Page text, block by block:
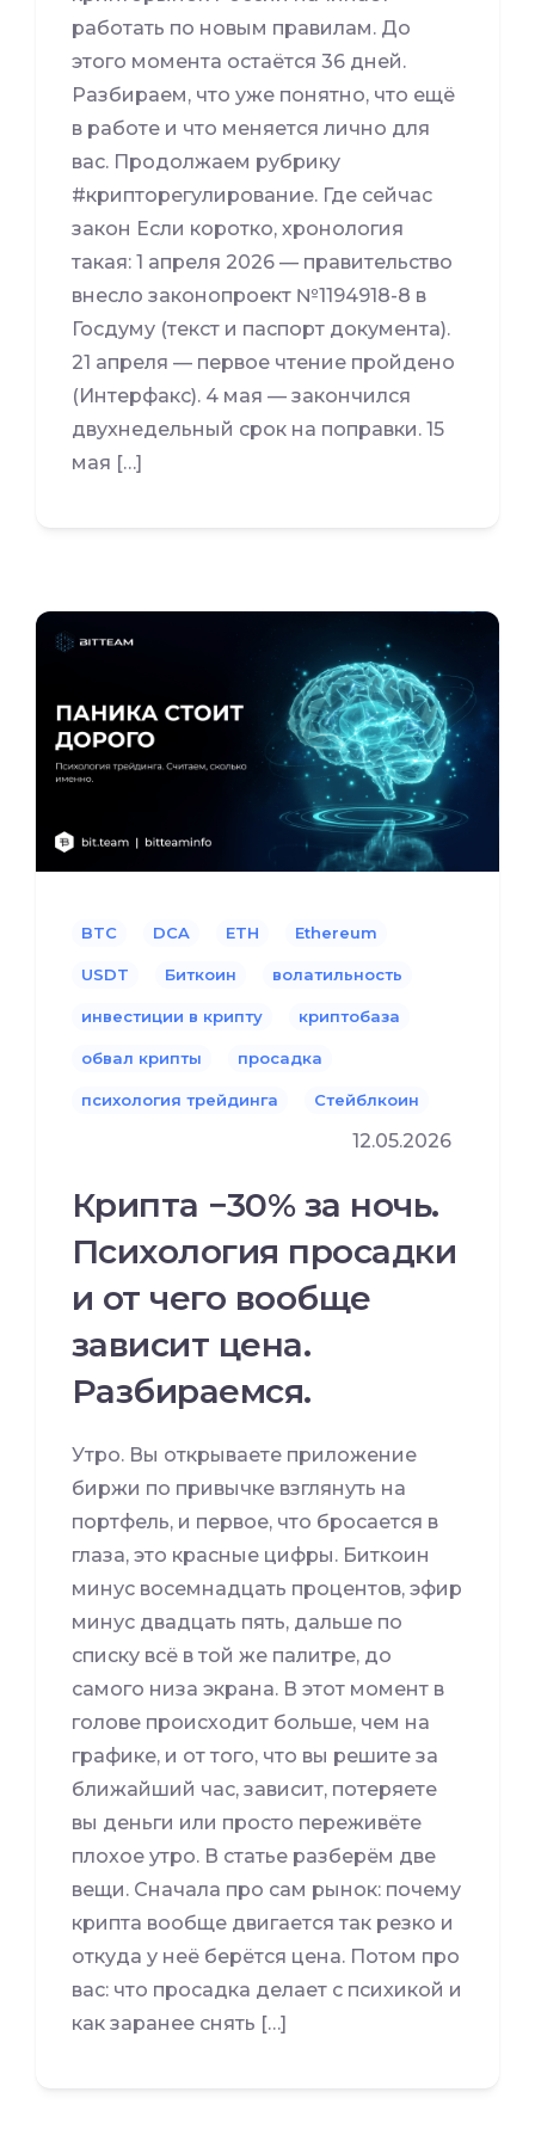
работать по новым правилам. До
этого момента остаётся 36 дней.
Разбираем, что уже понятно, что ещё
в работе и что меняется лично для
вас. Продолжаем рубрику
#крипторегулирование. Где сейчас
закон Если коротко, хронология
такая: 1 апреля 2026 — правительство
внесло законопроект №1194918-8 в
Госдуму (текст и паспорт документа).
21 апреля — первое чтение пройдено
(Интерфакс). 4 мая — закончился
двухнедельный срок на поправки. 15
мая […]
BTC DCA ETH Ethereum
USDT Биткоин волатильность
инвестиции в крипту криптобаза
обвал крипты просадка
психология трейдинга Стейблкоин
12.05.2026
Крипта −30% за ночь.
Психология просадки
и от чего вообще
зависит цена.
Разбираемся.
Утро. Вы открываете приложение
биржи по привычке взглянуть на
портфель, и первое, что бросается в
глаза, это красные цифры. Биткоин
минус восемнадцать процентов, эфир
минус двадцать пять, дальше по
списку всё в той же палитре, до
самого низа экрана. В этот момент в
голове происходит больше, чем на
графике, и от того, что вы решите за
ближайший час, зависит, потеряете
вы деньги или просто переживёте
плохое утро. В статье разберём две
вещи. Сначала про сам рынок: почему
крипта вообще двигается так резко и
откуда у неё берётся цена. Потом про
вас: что просадка делает с психикой и
как заранее снять […]